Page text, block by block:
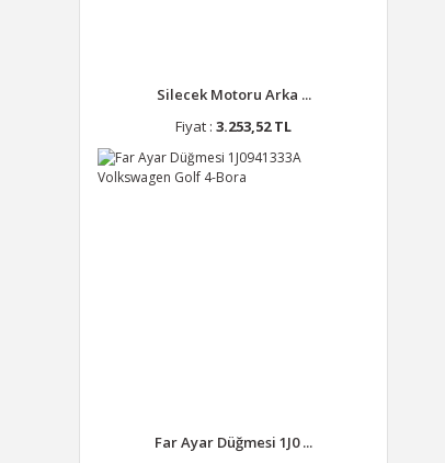
Silecek Motoru Arka ...
Fiyat : 3.253,52 TL
Far Ayar Düğmesi 1J0 ...